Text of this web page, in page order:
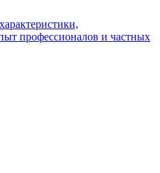
профессионалов и частных